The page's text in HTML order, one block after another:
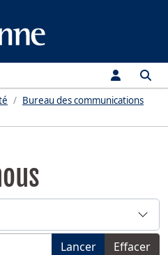
Bureau des communications
de personne, source, année
Lancer Effacer